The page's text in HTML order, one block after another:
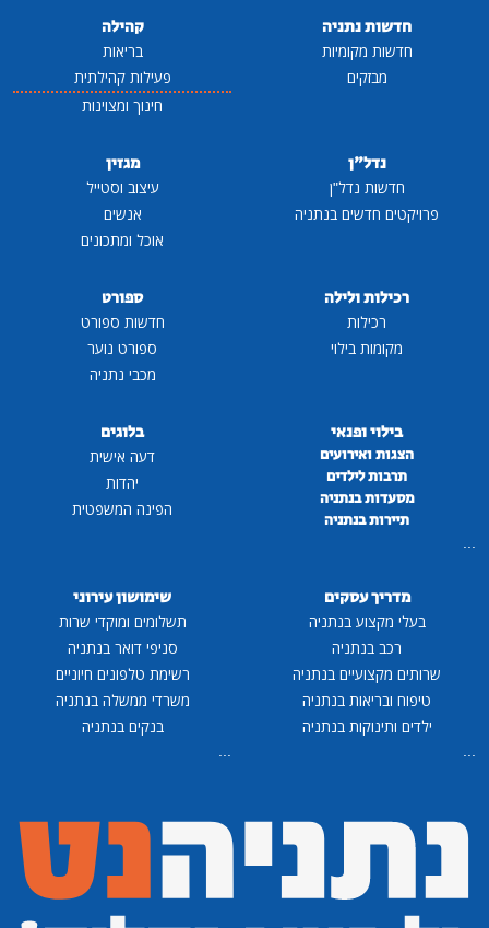
חדשות נתניה
חדשות מקומיות
מבזקים
קהילה
בריאות
פעילות קהילתית
חינוך ומצוינות
נדל"ן
חדשות נדל"ן
פרויקטים חדשים בנתניה
מגזין
עיצוב וסטייל
אנשים
אוכל ומתכונים
רכילות ולילה
רכילות
מקומות בילוי
ספורט
חדשות ספורט
ספורט נוער
מכבי נתניה
בילוי ופנאי
הצגות ואירועים
תרבות לילדים
מסעדות בנתניה
תיירות בנתניה
...
בלוגים
דעה אישית
יהדות
הפינה המשפטית
מדריך עסקים
בעלי מקצוע בנתניה
רכב בנתניה
שרותים מקצועיים בנתניה
טיפוח ובריאות בנתניה
ילדים ותינוקות בנתניה
...
שימושון עירוני
תשלומים ומוקדי שרות
סניפי דואר בנתניה
רשימת טלפונים חיוניים
משרדי ממשלה בנתניה
בנקים בנתניה
...